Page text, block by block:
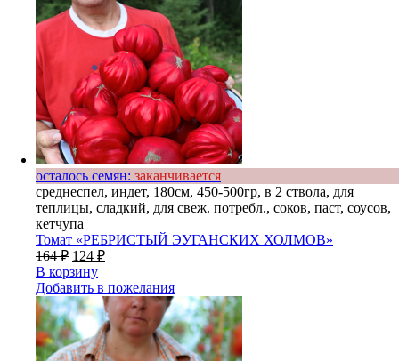
осталось семян: заканчивается
среднеспел, индет, 180см, 450-500гр, в 2 ствола, для
теплицы, сладкий, для свеж. потребл., соков, паст, соусов,
кетчупа
Томат «РЕБРИСТЫЙ ЭУГАНСКИХ ХОЛМОВ»
164₽ 124 ₽
В корзину
Добавить в пожелания